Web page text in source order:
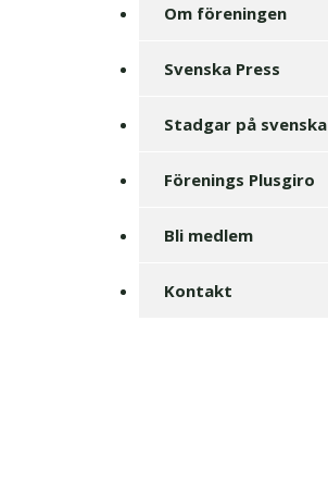
Om föreningen
Svenska Press
Stadgar på svenska
Förenings Plusgiro
Bli medlem
Kontakt